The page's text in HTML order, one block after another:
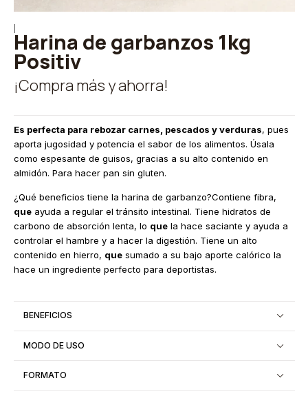
Harina de garbanzos 1kg
Positiv
¡Compra más y ahorra!
Es perfecta para rebozar carnes, pescados y verduras, pues
aporta jugosidad y potencia el sabor de los alimentos. Úsala
como espesante de guisos, gracias a su alto contenido en
almidón. Para hacer pan sin gluten.
¿Qué beneficios tiene la harina de garbanzo?Contiene fibra,
queayuda a regular el tránsito intestinal. Tiene hidratos de
carbono de absorción lenta, lo quela hace saciante y ayuda a
controlar el hambre y a hacer la digestión. Tiene un alto
contenido en hierro, quesumado a su bajo aporte calórico la
hace un ingrediente perfecto para deportistas.
BENEFICIOS
MODO DE USO
FORMATO